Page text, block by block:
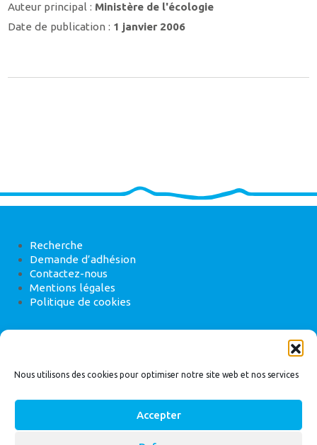
Nous utilisons des cookies pour optimiser notre site web et nos services
Accepter
Auteur principal : Ministère de l'écologie
Date de publication : 1 janvier 2006
Recherche
Demande d’adhésion
Contactez-nous
Mentions légales
Politique de cookies